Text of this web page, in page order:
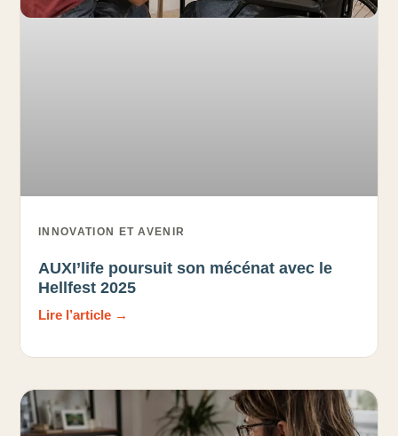
INNOVATION ET AVENIR
AUXI’life poursuit son mécénat avec le
Hellfest 2025
Lire l’article →